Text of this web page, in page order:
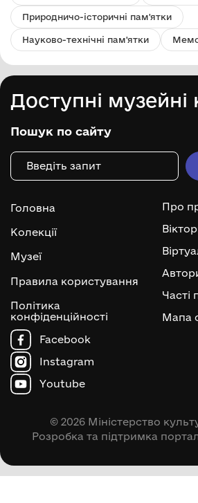
Природничо-історичні пам'ятки
Науково-технічні пам'ятки
Доступні музейні
Пошук по сайту
Головна
Колекції
Музеї
Правила користування
Політика
конфіденційності
Про
Часті
Мапа
Facebook
Instagram
Youtube
© 2026 Міністерство
Розробка та підтримка